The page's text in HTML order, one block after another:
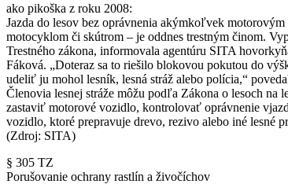
ako pikoška z roku 2008:
Jazda do lesov bez oprávnenia akýmkoľvek
motocyklom či skútrom – je oddnes trestným činom.
Trestného zákona, informovala agentúru SITA
Fáková. „Doteraz sa to riešilo blokovou pokutou do
udeliť ju mohol lesník, lesná stráž alebo polícia,“
Členovia lesnej stráže môžu podľa Zákona o lesoch na
zastaviť motorové vozidlo, kontrolovať oprávnenie
vozidlo, ktoré prepravuje drevo, rezivo alebo iné lesné
(Zdroj: SITA)
§ 305 TZ
Porušovanie ochrany rastlín a živočíchov